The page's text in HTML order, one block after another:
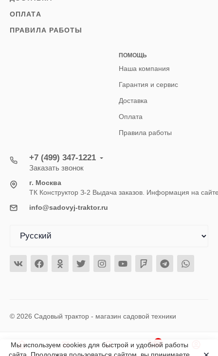
ОПЛАТА
ПРАВИЛА РАБОТЫ
ПОМОЩЬ
Наша компания
Гарантия и сервис
Доставка
Оплата
Правила работы
+7 (499) 347-1221
Заказать звонок
г. Москва
ТК Конструктор З-2 Выдача заказов. Информация на
info@sadovyj-traktor.ru
© 2026 Садовый трактор - магазин садовой техники
Мы используем cookies для быстрой и удобной работы